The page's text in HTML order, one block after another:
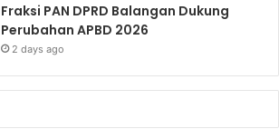
Fraksi PAN DPRD Balangan Dukung
Perubahan APBD 2026
2 days ago